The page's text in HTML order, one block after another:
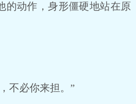
的动作，身形僵硬地站在原
不必你来担。”